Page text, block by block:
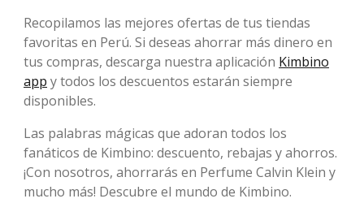
Recopilamos las mejores ofertas de tus tiendas
favoritas en Perú. Si deseas ahorrar más dinero en
tus compras, descarga nuestra aplicación Kimbino
app y todos los descuentos estarán siempre
disponibles.
Las palabras mágicas que adoran todos los
fanáticos de Kimbino: descuento, rebajas y ahorros.
¡Con nosotros, ahorrarás en Perfume Calvin Klein y
mucho más! Descubre el mundo de Kimbino.